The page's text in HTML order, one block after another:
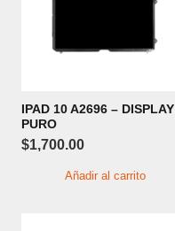
IPAD 10 A2696 – DISPLAY
PURO
$1,700.00
Añadir al carrito